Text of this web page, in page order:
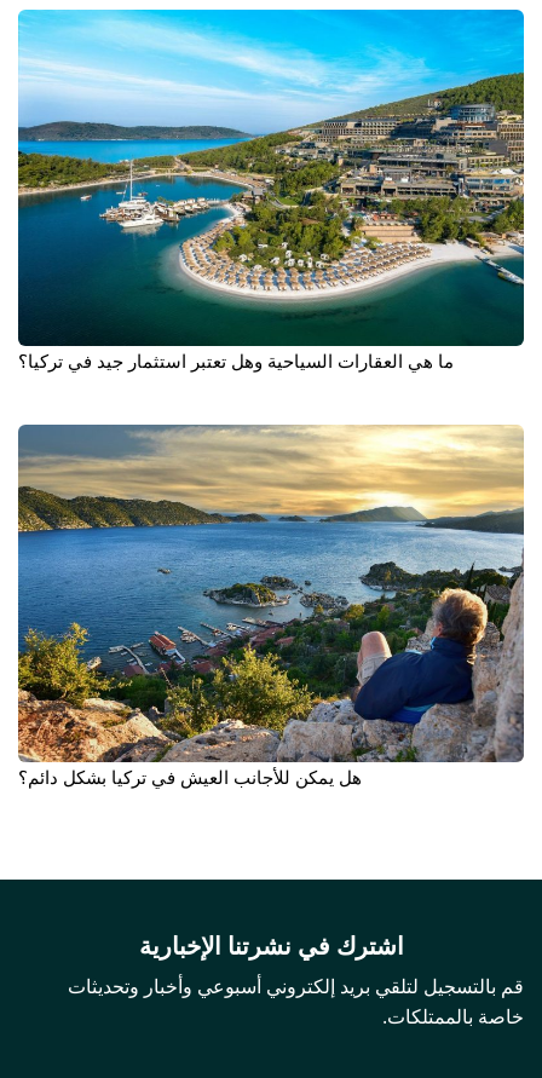
ما هي العقارات السياحية وهل تعتبر استثمار جيد في تركيا؟
هل يمكن للأجانب العيش في تركيا بشكل دائم؟
اشترك في نشرتنا الإخبارية
قم بالتسجيل لتلقي بريد إلكتروني أسبوعي وأخبار وتحديثات
خاصة بالممتلكات.